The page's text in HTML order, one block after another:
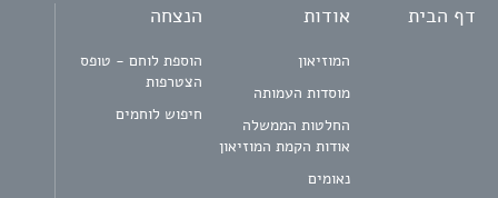
דף הבית אודות
המוזיאון
מוסדות העמותה
החלטות הממשלה
אודות הקמת המוזיאון
נאומים
הנצחה
הוספת לוחם - טופס
הצטרפות
חיפוש לוחמים